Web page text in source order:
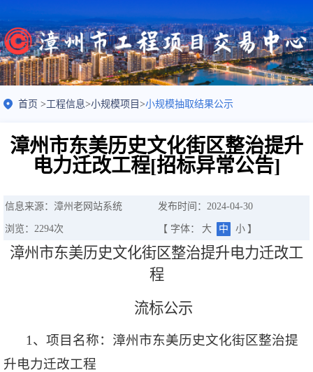
首页 >工程信息>小规模项目 >小规模抽取结果公示
漳州市东美历史文化街区整治提升
电力迁改工程[招标异常公告]
信息来源：漳州老网站系统 发布时间：2024-04-30
浏览： 2294次 【 字体： 大 中 小 】
漳州市东美历史文化街区整治提升电力迁改工
程
流标公示
1 、项目名称：漳州市东美历史文化街区整治提
升电力迁改工程